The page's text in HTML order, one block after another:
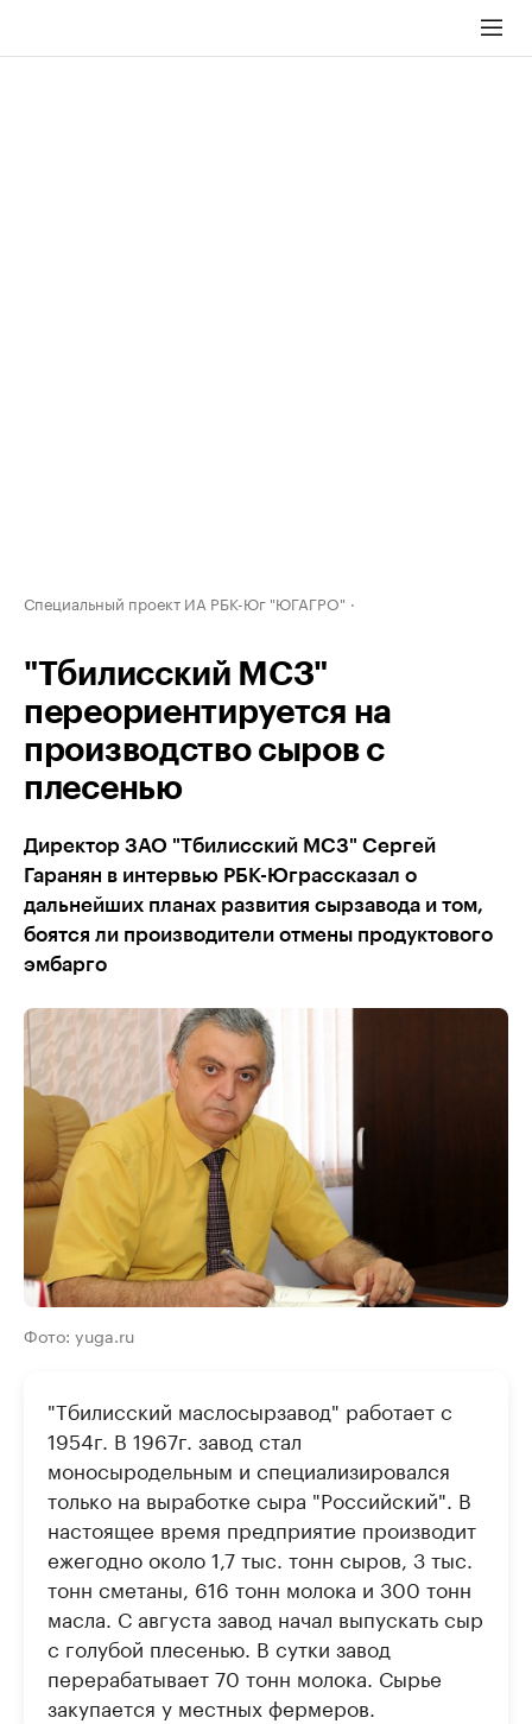
Специальный проект ИА РБК-Юг "ЮГАГРО"
"Тбилисский МСЗ"
переориентируется на
производство сыров с
плесенью
Директор ЗАО "Тбилисский МСЗ" Сергей
Гаранян в интервью РБК-Юграссказал о
дальнейших планах развития сырзавода и том,
боятся ли производители отмены продуктового
эмбарго
Фото: yuga.ru
"Тбилисский маслосырзавод" работает с
1954г. В 1967г. завод стал
моносыродельным и специализировался
только на выработке сыра "Российский". В
настоящее время предприятие производит
ежегодно около 1,7 тыс. тонн сыров, 3 тыс.
тонн сметаны, 616 тонн молока и 300 тонн
масла. С августа завод начал выпускать сыр
с голубой плесенью. В сутки завод
перерабатывает 70 тонн молока. Сырье
закупается у местных фермеров.